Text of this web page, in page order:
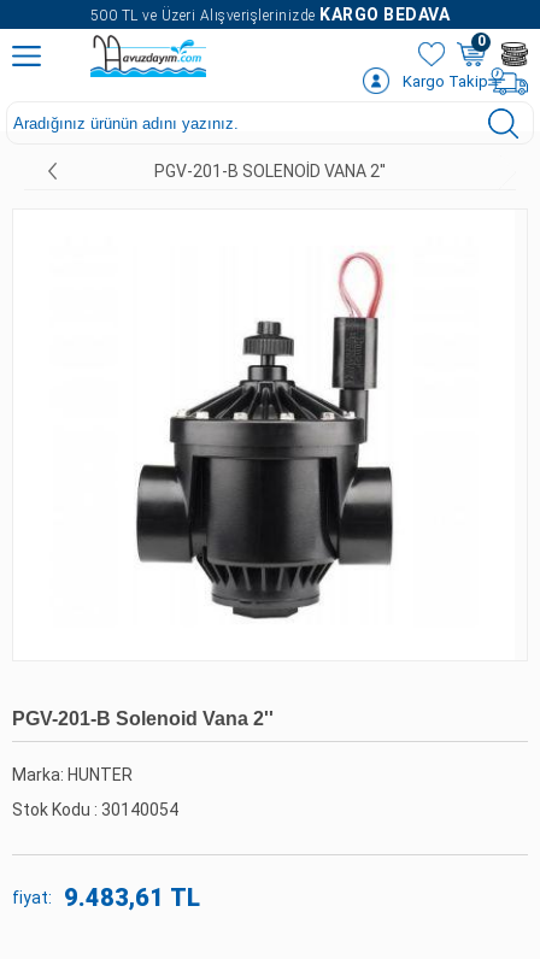
500 TL ve Üzeri Alışverişlerinizde KARGO BEDAVA
0
Kargo Takip
PGV-201-B SOLENOID VANA 2''
PGV-201-B Solenoid Vana 2''
Marka: HUNTER
Stok Kodu : 30140054
fiyat: 9.483,61 TL